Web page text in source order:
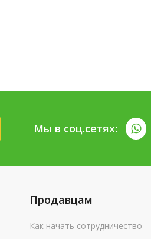
Мы в соц.сетях:
Продавцам
Как начать сотрудничество